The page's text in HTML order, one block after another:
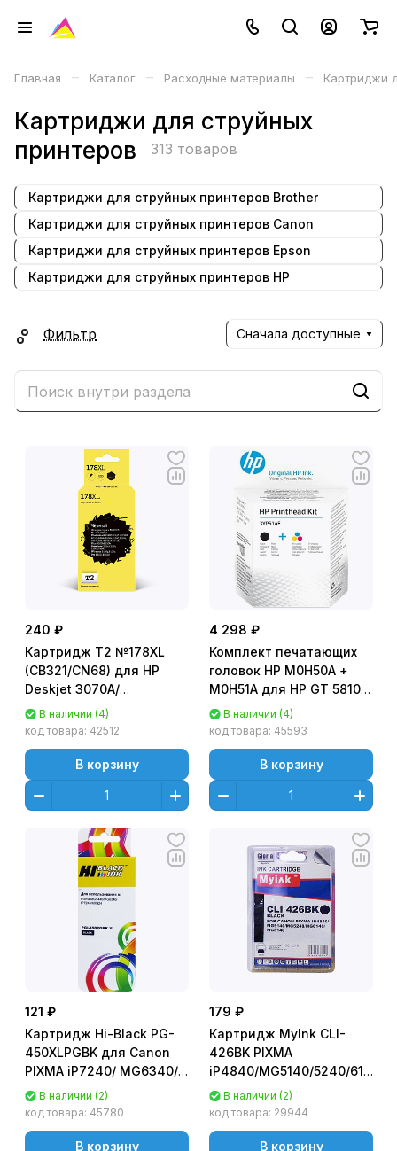
Главная – Каталог – Расходные материалы – Картриджи
Картриджи для струйных
принтеров
313 товаров
Картриджи для струйных принтеров Brother
Картриджи для струйных принтеров Canon
Картриджи для струйных принтеров Epson
Картриджи для струйных принтеров HP
Фильтр Сначала доступные
240 ₽
Картридж T2 №178XL
(CB321/CN68) для HP
Deskjet 3070A/
Photosmart 6510/ 7510/
B110/ C8583 Черный
В наличии (4)
код товара: 42512
В корзину
4 298 ₽
Комплект печатающих
головок HP M0H50A +
M0H51A для HP GT 5810/
5820 /5822; Ink Tank 110/
115/ 310/ 315/ 319; InkTank
[3YP61AE]
В наличии (4)
код товара: 45593
В корзину
121 ₽
Картридж Hi-Black PG-
450XLPGBK для Canon
PIXMA iP7240/ MG6340/
MG5440 Черный (Black)
В наличии (2)
код товара: 45780
В корзину
179 ₽
Картридж MyInk CLI-
426BK PIXMA
iP4840/MG5140/5240/6140/
Черный (Black)
В наличии (2)
код товара: 29944
В корзину